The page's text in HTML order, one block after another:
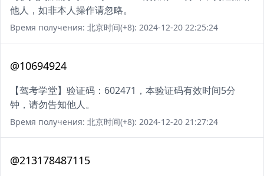
他人，如非本人操作请忽略。
Время получения: 北京时间(+8): 2024-12-20 22:25:24
@10694924
【驾考学堂】验证码：602471，本验证码有效时间5分
钟，请勿告知他人。
Время получения: 北京时间(+8): 2024-12-20 21:27:24
@213178487115